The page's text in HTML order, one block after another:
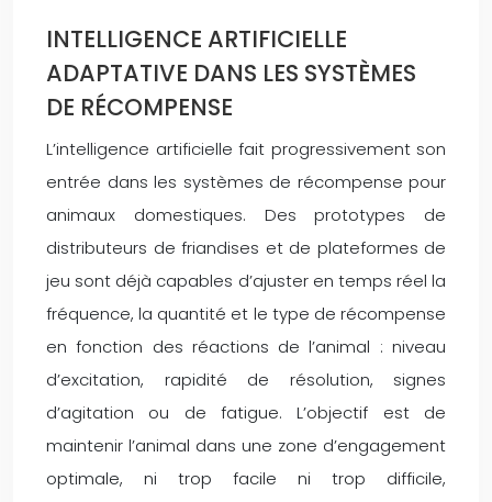
INTELLIGENCE ARTIFICIELLE
ADAPTATIVE DANS LES SYSTÈMES
DE RÉCOMPENSE
L’intelligence artificielle fait progressivement son
entrée dans les systèmes de récompense pour
animaux domestiques. Des prototypes de
distributeurs de friandises et de plateformes de
jeu sont déjà capables d’ajuster en temps réel la
fréquence, la quantité et le type de récompense
en fonction des réactions de l’animal : niveau
d’excitation, rapidité de résolution, signes
d’agitation ou de fatigue. L’objectif est de
maintenir l’animal dans une zone d’engagement
optimale, ni trop facile ni trop difficile,